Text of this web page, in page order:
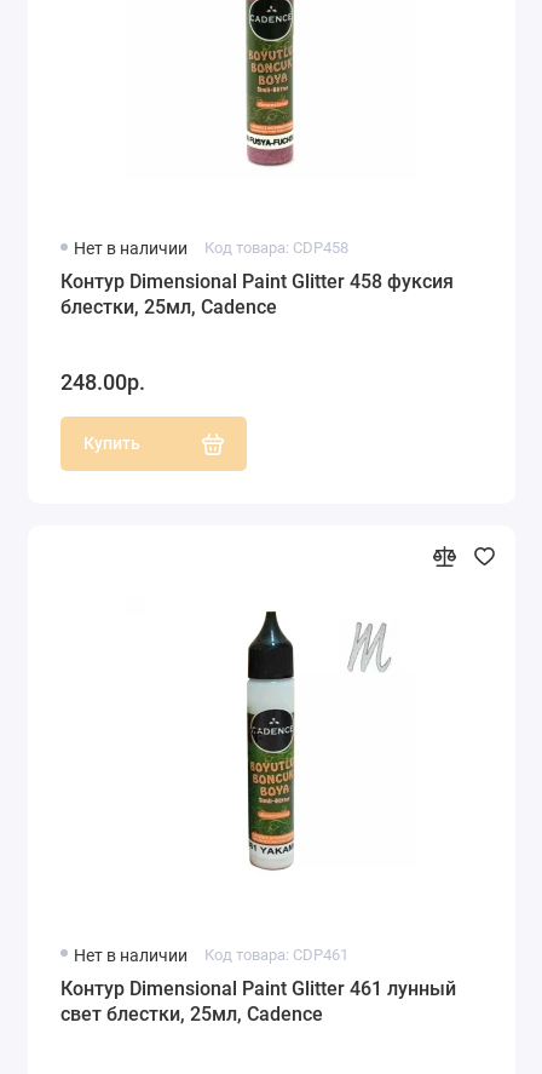
Нет в наличии Код товара: CDP458
Контур Dimensional Paint Glitter 458 фуксия
блестки, 25мл, Cadence
248.00р.
Купить
Нет в наличии Код товара: CDP461
Контур Dimensional Paint Glitter 461 лунный
свет блестки, 25мл, Cadence